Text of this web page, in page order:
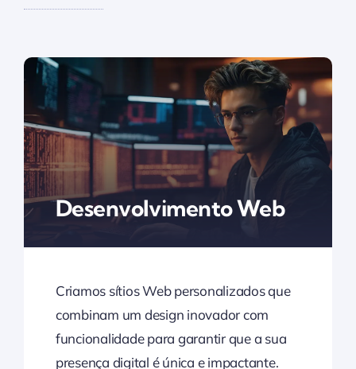
Desenvolvimento Web
Criamos sítios Web personalizados que
combinam um design inovador com
funcionalidade para garantir que a sua
presença digital é única e impactante.